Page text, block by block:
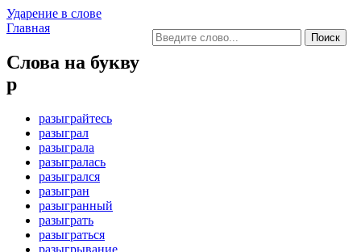
Ударение в слове
Главная
Слова на букву
р
разыграйтесь
разыграл
разыграла
разыгралась
разыгрался
разыгран
разыгранный
разыграть
разыграться
разыгрывание